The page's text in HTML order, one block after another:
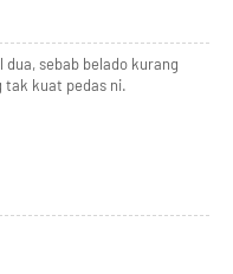
sebab belado kurang
tak kuat pedas ni.